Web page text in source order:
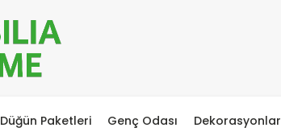
Düğün Paketleri Genç Odası Dekorasyonlar